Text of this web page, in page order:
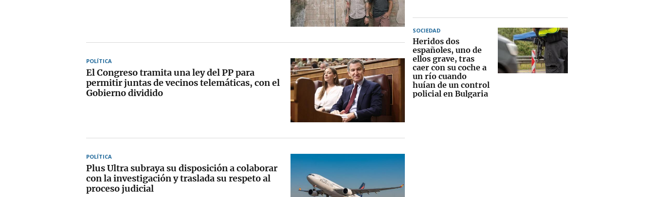
POLÍTICA
El Congreso tramita una ley del PP para
permitir juntas de vecinos telemáticas, con el
Gobierno dividido
POLÍTICA
Plus Ultra subraya su disposición a colaborar
con la investigación y traslada su respeto al
proceso judicial
SOCIEDAD
Heridos dos
españoles, uno de
ellos grave, tras
caer con su coche a
un río cuando
huían de un control
policial en Bulgaria